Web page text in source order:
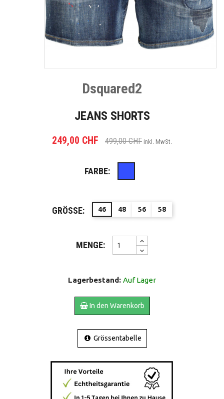
Dsquared2
JEANS SHORTS
249,00 CHF 499,00 CHF inkl. MwSt.
FARBE:
GRÖSSE: 46 48 56 58
MENGE:
Lagerbestand: Auf Lager
In den Warenkorb
Grössentabelle